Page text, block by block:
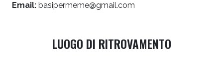
Email: basipermeme@gmail.com
LUOGO DI RITROVAMENTO